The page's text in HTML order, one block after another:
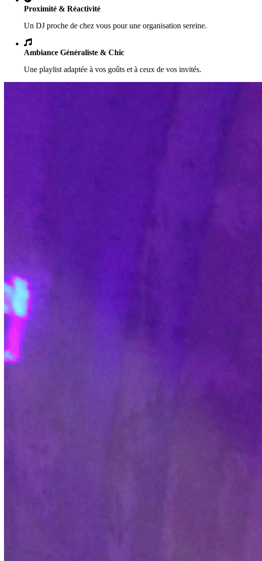
Proximité & Réactivité
Un DJ proche de chez vous pour une organisation sereine.
Ambiance Généraliste & Chic
Une playlist adaptée à vos goûts et à ceux de vos invités.